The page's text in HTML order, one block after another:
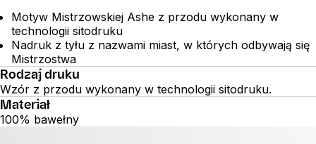
Motyw Mistrzowskiej Ashe z przodu wykonany w
technologii sitodruku
Nadruk z tyłu z nazwami miast, w których odbywają się
Mistrzostwa
Rodzaj druku
Wzór z przodu wykonany w technologii sitodruku.
Materiał
100% bawełny